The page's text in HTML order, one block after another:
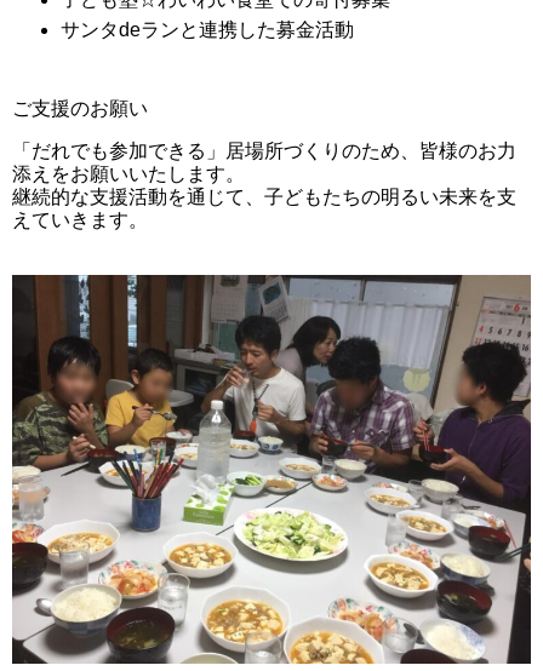
サンタdeランと連携した募金活動
ご支援のお願い
「だれでも参加できる」居場所づくりのため、皆様のお力
添えをお願いいたします。
継続的な支援活動を通じて、子どもたちの明るい未来を支
えていきます。